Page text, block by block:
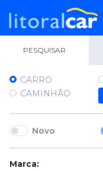
PESQUISAR
CARRO
CAMINHÃO
Novo
Marca: